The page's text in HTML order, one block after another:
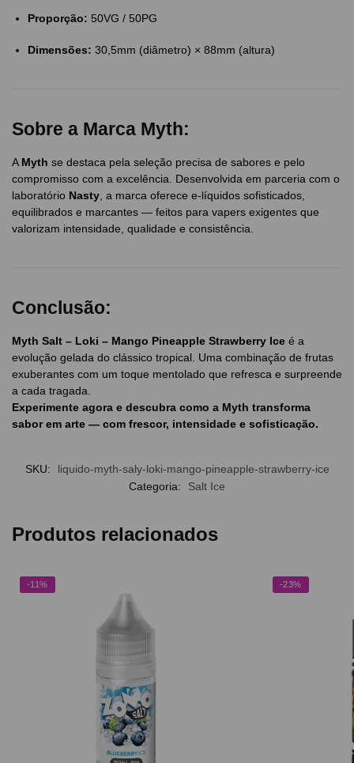
Proporção: 50VG / 50PG
Dimensões: 30,5mm (diâmetro) × 88mm (altura)
Sobre a Marca Myth:
A Myth se destaca pela seleção precisa de sabores e pelo
compromisso com a excelência. Desenvolvida em parceria com o
laboratório Nasty, a marca oferece e-líquidos sofisticados,
equilibrados e marcantes — feitos para vapers exigentes que
valorizam intensidade, qualidade e consistência.
Conclusão:
Myth Salt – Loki – Mango Pineapple Strawberry Ice é a
evolução gelada do clássico tropical. Uma combinação de frutas
exuberantes com um toque mentolado que refresca e surpreende
a cada tragada.
Experimente agora e descubra como a Myth transforma
sabor em arte — com frescor, intensidade e sofisticação.
SKU:
liquido-myth-saly-loki-mango-pineapple-strawberry-ice
Categoria:
Salt Ice
Produtos relacionados
-11% -23%